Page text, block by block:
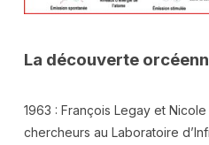
La découverte
1963 : François Legay et
chercheurs au Laboratoire